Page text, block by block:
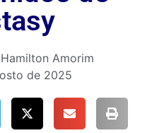
Hamilton Amorim
de 2025